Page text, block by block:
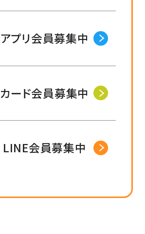
アプリ会員募集中
カード会員募集中
LINE会員募集中